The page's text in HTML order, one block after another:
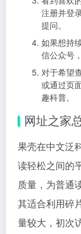
注册并登
提问。
如果想持
信公众号
对于希望
或通过页
趣科普。
网址之家
果壳在中文泛
读轻松之间的
质量，为普通
其适合利用碎
量较大，初次